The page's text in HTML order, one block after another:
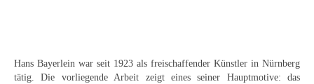
Ludwig (Luis) Neu
Hans Bayerlein war seit 1923 als freischaffender Künstler in Nürnberg
tätig. Die vorliegende Arbeit zeigt eines seiner Hauptmotive: das